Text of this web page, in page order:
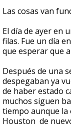
Las cosas van
El día de ayer en
filas. Fue un día
que esperar que
Después de una
despegaban ya
de haber estado
muchos siguen
tiempo aunque la
Houston de